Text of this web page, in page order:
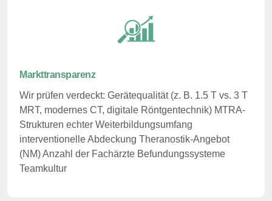
Markttransparenz
Wir prüfen verdeckt: Gerätequalität (z. B. 1.5 T vs. 3 T
MRT, modernes CT, digitale Röntgentechnik) MTRA-
Strukturen echter Weiterbildungsumfang
interventionelle Abdeckung Theranostik-Angebot
(NM) Anzahl der Fachärzte Befundungssysteme
Teamkultur